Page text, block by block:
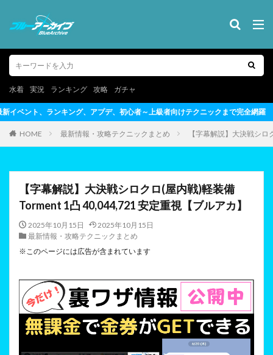
水着 実況 ランキング 攻略 ガチャ
～上級者向けテクニックまで完全網羅
HOME 最新情報・攻略テクニックまとめ 【字幕解説】大決戦シ
【字幕解説】大決戦シロクロ(屋内戦)軽装備
Torment 1凸 40,044,721 安定重視【ブルアカ】
2025年10月15日
2025年10月15日
最新情報・攻略テクニックまとめ
※このページには広告が含まれています